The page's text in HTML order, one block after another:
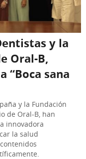
y la
Oral-B,
“Boca sana
y la Fundación
de Oral-B, han
innovadora
la salud